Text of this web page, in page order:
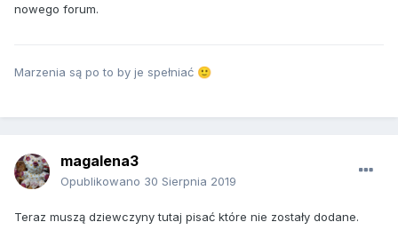
nowego forum.
Marzenia są po to by je spełniać 🙂
magalena3
Opublikowano 30 Sierpnia 2019
Teraz muszą dziewczyny tutaj pisać które nie zostały dodane.